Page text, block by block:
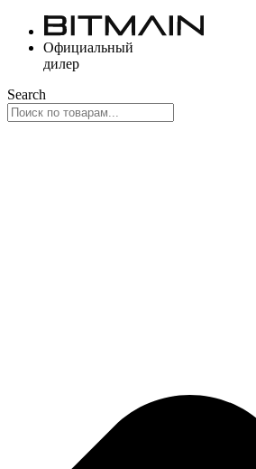
Перейти
содержимому
Официальный
дилер
Search